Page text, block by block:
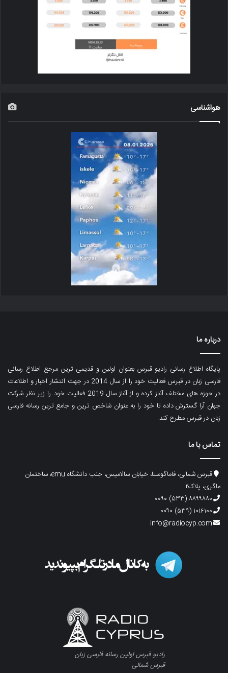
هواشناسی
درباره ما
پایگاه اطلاع رسانی رادیو قبرس بعنوان اولین و قدیمی ترین مرجع اطلاع رسانی
فارسی زبان در قبرس فعالیت خود را از سال 2014 در جهت انتشار اخبار و اطلاعات
در حوزه های مختلف آغاز کرده و از آغاز سال 2019 فعالیت خود را زیر نظر شرکت
جهان آرا گسترش داده تا خود را به عنوان شاخص ترین و جامع ترین رسانه فارسی
زبان در قبرس مطرح کند.
تماس با ما
قبرس شمالی، فاماگوستا، خیابان سالامیس، جنب دانشگاه emu، ساختمان
ماگری، پلاک۲
۸۸۹۹۸۸۰ (۵۳۳) ۰۰۹۰
۱۰۱۶۱۰۰ (۵۳۹) ۰۰۹۰
info@radiocyp.com
رادیو قبرس اولین رسانه فارسی زبان
قبرس شمالی